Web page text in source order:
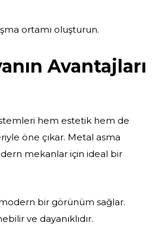
ortamı oluşturun.
Avantajları
hem estetik hem de
öne çıkar. Metal asma
mekanlar için ideal bir
bir görünüm sağlar.
ve dayanıklıdır.